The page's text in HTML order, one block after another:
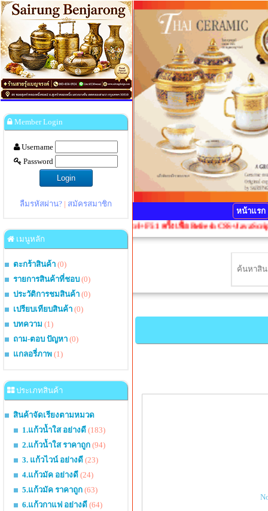
Member Login
Username
Password
ลืมรหัสผ่าน? | สมัครสมาชิก
เมนูหลัก
ตะกร้าสินค้า (0)
รายการสินค้าที่ชอบ (0)
ประวัติการชมสินค้า (0)
เปรียบเทียบสินค้า (0)
บทความ (1)
ถาม-ตอบ ปัญหา (0)
แกลอรี่ภาพ (1)
ประเภทสินค้า
สินค้าจัดเรียงตามหมวด
1.แก้วน้ำใส อย่างดี (183)
2.แก้วน้ำใส ราคาถูก (94)
3. แก้วไวน์ อย่างดี (23)
4.แก้วมัค อย่างดี (24)
5.แก้วมัค ราคาถูก (63)
6.แก้วกาแฟ อย่างดี (64)
หน้าแรก
ผลผิดเพี้ยน กรุณากดปุ่ม Ctrl+F5 1 ครั้งเพื่อ Refresh CSS+JavaScript